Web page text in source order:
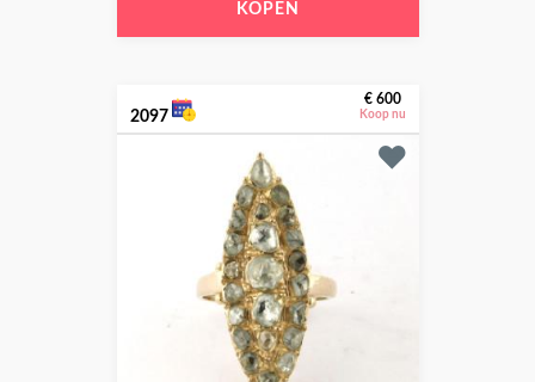
KOPEN
2097
€ 600
Koop nu